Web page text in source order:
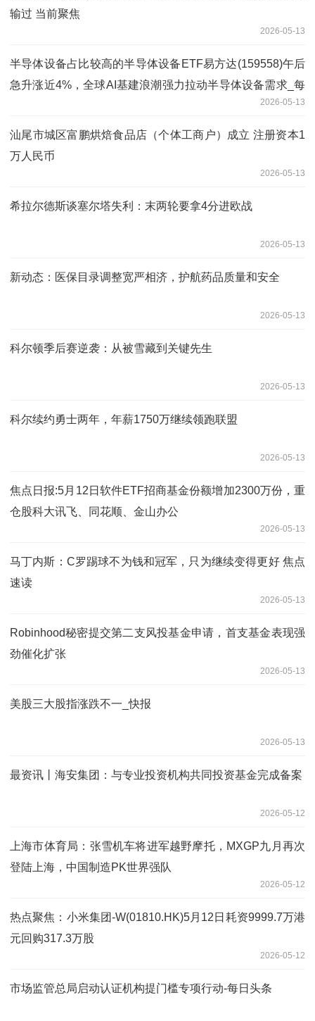
输过 当前聚焦
2026-05-13
半导体设备占比较高的半导体设备ETF易方达(159558)午后
急升涨近4%，全球AI基建浪潮强力拉动半导体设备需求_每
2026-05-13
汕尾市城区富鹏烘焙食品店（个体工商户）成立 注册资本1
万人民币
2026-05-13
希拉尔德斯谈塞尔塔失利：末两轮要拿4分进欧战
2026-05-13
新动态：医保目录调整宽严相济，护航药品质量和安全
2026-05-13
科尔顿季后赛逆袭：从被雪藏到关键先生
2026-05-13
科尔续约勇士两年，年薪1750万继续领跑联盟
2026-05-13
焦点日报:5月12日软件ETF招商基金份额增加2300万份，重
仓股科大讯飞、同花顺、金山办公
2026-05-13
马丁内斯：C罗踢球不为钱和冠军，只为继续变得更好 焦点
速读
2026-05-13
Robinhood秘密提交第二支风投基金申请，首支基金表现强
劲催化扩张
2026-05-13
美股三大股指涨跌不一_快报
2026-05-13
最资讯丨海安集团：与专业投资机构共同投资基金完成备案
2026-05-12
上海市体育局：张雪机车将进军越野摩托，MXGP九月再次
登陆上海，中国制造PK世界强队
2026-05-12
热点聚焦：小米集团-W(01810.HK)5月12日耗资9999.7万港
元回购317.3万股
2026-05-12
市场监管总局启动认证机构提门槛专项行动-每日头条